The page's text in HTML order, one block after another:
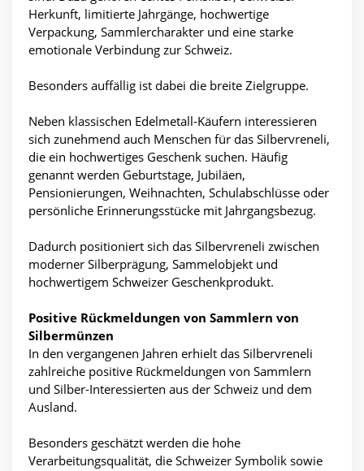
Herkunft, limitierte Jahrgänge, hochwertige
Verpackung, Sammlercharakter und eine starke
emotionale Verbindung zur Schweiz.
Besonders auffällig ist dabei die breite Zielgruppe.
Neben klassischen Edelmetall-Käufern interessieren
sich zunehmend auch Menschen für das Silbervreneli,
die ein hochwertiges Geschenk suchen. Häufig
genannt werden Geburtstage, Jubiläen,
Pensionierungen, Weihnachten, Schulabschlüsse oder
persönliche Erinnerungsstücke mit Jahrgangsbezug.
Dadurch positioniert sich das Silbervreneli zwischen
moderner Silberprägung, Sammelobjekt und
hochwertigem Schweizer Geschenkprodukt.
Positive Rückmeldungen von Sammlern von
Silbermünzen
In den vergangenen Jahren erhielt das Silbervreneli
zahlreiche positive Rückmeldungen von Sammlern
und Silber-Interessierten aus der Schweiz und dem
Ausland.
Besonders geschätzt werden die hohe
Verarbeitungsqualität, die Schweizer Symbolik sowie